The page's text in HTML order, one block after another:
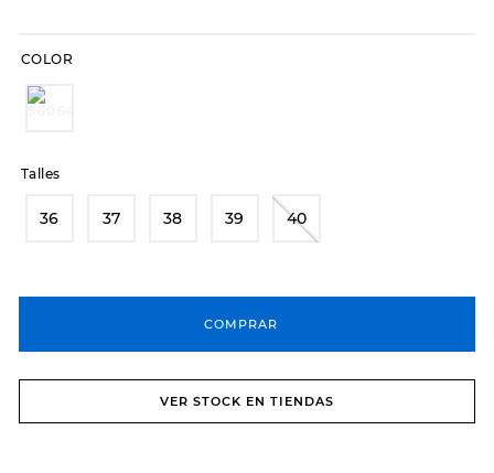
COLOR
Talles
36 37 38 39 40
COMPRAR
VER STOCK EN TIENDAS